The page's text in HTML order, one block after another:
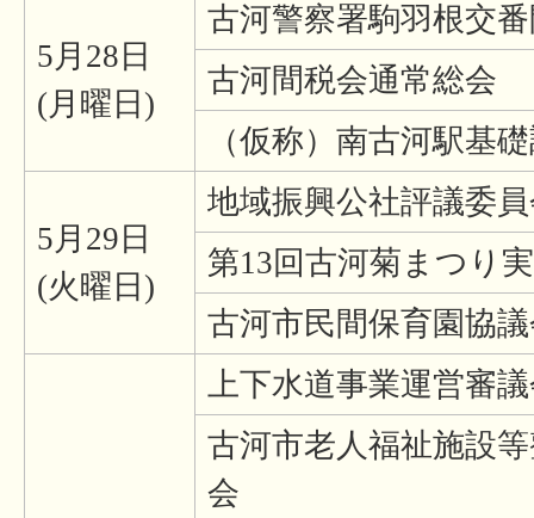
5月28日
(月曜日)
古河警察署駒羽根交
古河間税会通常総会
（仮称）南古河駅基
5月29日
(火曜日)
地域振興公社評議委
第13回古河菊まつり
古河市民間保育園協
上下水道事業運営審
古河市老人福祉施設
会